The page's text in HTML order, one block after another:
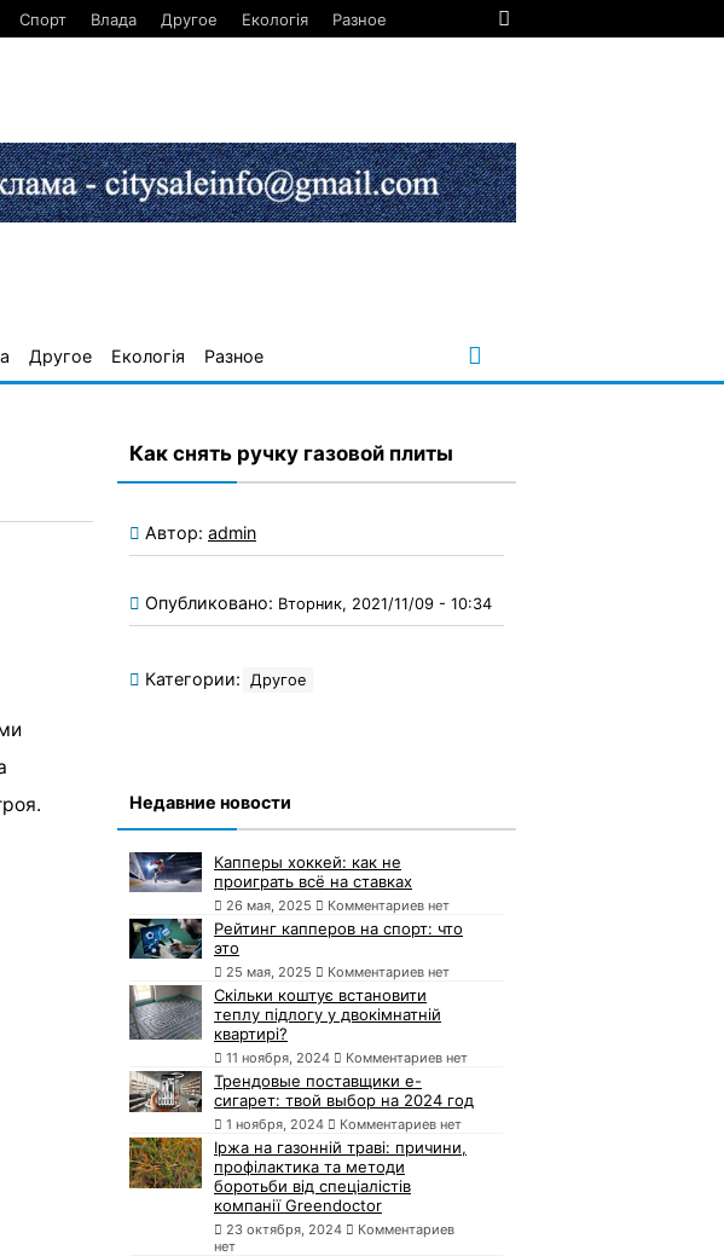
Спорт Влада Другое Екологія Разное
Другое Екологія Разное
Как снять ручку газовой плиты
Автор: admin
Опубликовано: Вторник, 2021/11/09 - 10:34
Категории: Другое
Недавние новости
Капперы хоккей: как не
проиграть всё на ставках
26 мая, 2025 Комментариев нет
Рейтинг капперов на спорт: что
это
25 мая, 2025 Комментариев нет
Скільки коштує встановити
теплу підлогу у двокімнатній
квартирі?
11 ноября, 2024 Комментариев нет
Трендовые поставщики e-
сигарет: твой выбор на 2024 год
1 ноября, 2024 Комментариев нет
Іржа на газонній траві: причини,
профілактика та методи
боротьби від спеціалістів
компанії Greendoctor
23 октября, 2024
Комментариев
нет